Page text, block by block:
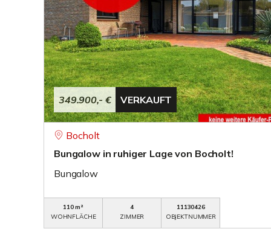
349.900,- € VERKAUFT
Bocholt
Bungalow in ruhiger Lage von Bocholt!
Bungalow
110 m²
WOHNFLÄCHE
4
ZIMMER
11130426
OBJEKTNUMMER